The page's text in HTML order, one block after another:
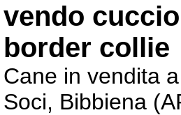
vendo
border collie
Cane in vendita
Soci, Bibbiena